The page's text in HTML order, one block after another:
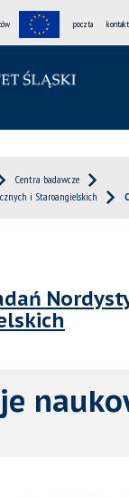
poczta kontakt
Centra badawcze
i Staroangielskich